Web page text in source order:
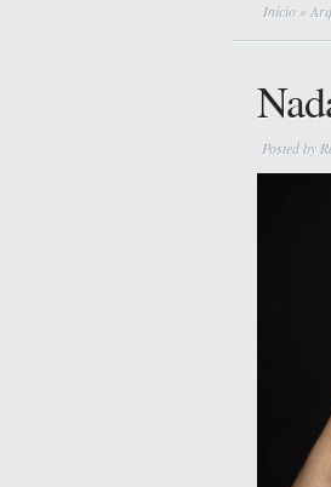
Início »
Posted by